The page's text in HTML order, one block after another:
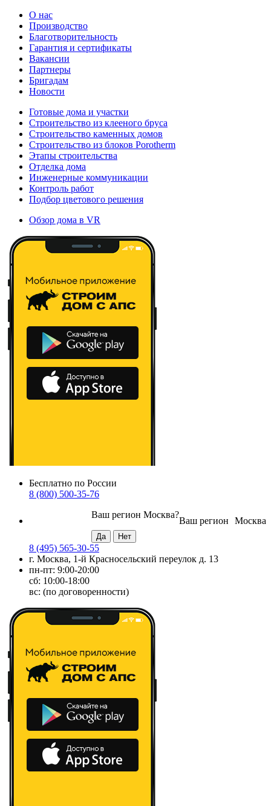
О нас
Производство
Благотворительность
Гарантия и сертификаты
Вакансии
Партнеры
Бригадам
Новости
Готовые дома и участки
Строительство из клееного бруса
Строительство каменных домов
Строительство из блоков Porotherm
Этапы строительства
Отделка дома
Инженерные коммуникации
Контроль работ
Подбор цветового решения
Обзор дома в VR
Бесплатно по России
8 (800) 500-35-76
Москва
Ваш регион
Ваш регион Москва?
8 (495) 565-30-55
г. Москва, 1-й Красносельский переулок д. 13
пн-пт: 9:00-20:00
сб: 10:00-18:00
вс: (по договоренности)